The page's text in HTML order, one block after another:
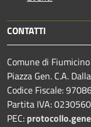
CONTATTI
Comune di Fiumicino
Piazza Gen. C.A.
Codice Fiscale:
Partita IVA:
PEC: